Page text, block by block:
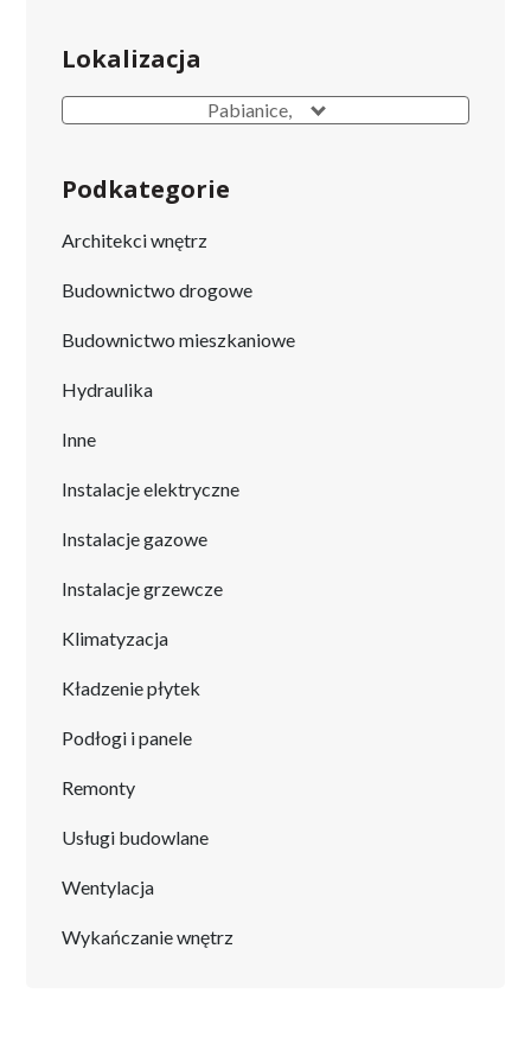
Lokalizacja
Pabianice,
Podkategorie
Architekci wnętrz
Budownictwo drogowe
Budownictwo mieszkaniowe
Hydraulika
Inne
Instalacje elektryczne
Instalacje gazowe
Instalacje grzewcze
Klimatyzacja
Kładzenie płytek
Podłogi i panele
Remonty
Usługi budowlane
Wentylacja
Wykańczanie wnętrz